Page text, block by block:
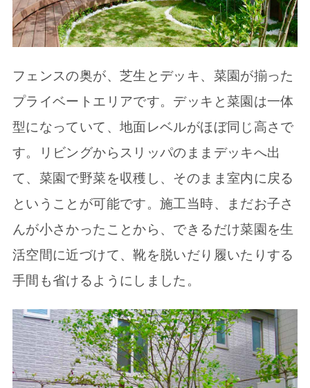
フェンスの奥が、芝生とデッキ、菜園が揃った
プライベートエリアです。デッキと菜園は一体
型になっていて、地面レベルがほぼ同じ高さで
す。リビングからスリッパのままデッキへ出
て、菜園で野菜を収穫し、そのまま室内に戻る
ということが可能です。施工当時、まだお子さ
んが小さかったことから、できるだけ菜園を生
活空間に近づけて、靴を脱いだり履いたりする
手間も省けるようにしました。